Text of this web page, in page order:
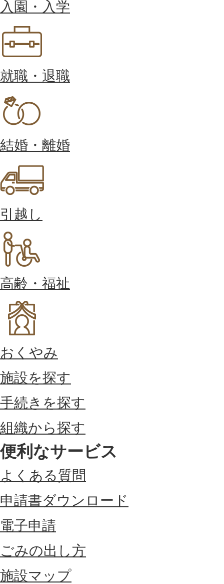
入園・入学
就職・退職
結婚・離婚
引越し
高齢・福祉
おくやみ
施設を探す
手続きを探す
組織から探す
便利なサービス
よくある質問
申請書ダウンロード
電子申請
ごみの出し方
施設マップ